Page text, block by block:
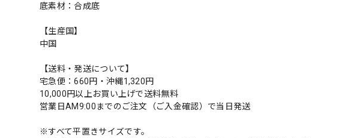
底素材：合成底
【生産国】
中国
【送料・発送について】
宅急便：660円・沖縄1,320円
10,000円以上お買い上げで送料無料
営業日AM9:00までのご注文（ご入金確認）で当日発送
※すべて平置きサイズです。